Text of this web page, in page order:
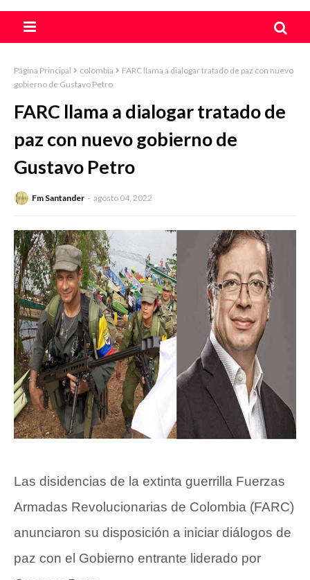
Página Principal colombia
FARC llama a dialogar tratado de paz con nuevo
gobierno de Gustavo Petro
FARC llama a dialogar tratado de
paz con nuevo gobierno de
Gustavo Petro
Fm Santander agosto 04, 2022
Las disidencias de la extinta guerrilla Fuerzas
Armadas Revolucionarias de Colombia (FARC)
anunciaron su disposición a iniciar diálogos de
paz con el Gobierno entrante liderado por